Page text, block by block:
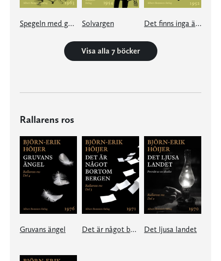
Spegeln med guldramen Solvargen Det finns inga änglar
Visa alla 7 böcker
Rallarens ros
Gruvans ängel Det är något bortom bergen Det ljusa landet